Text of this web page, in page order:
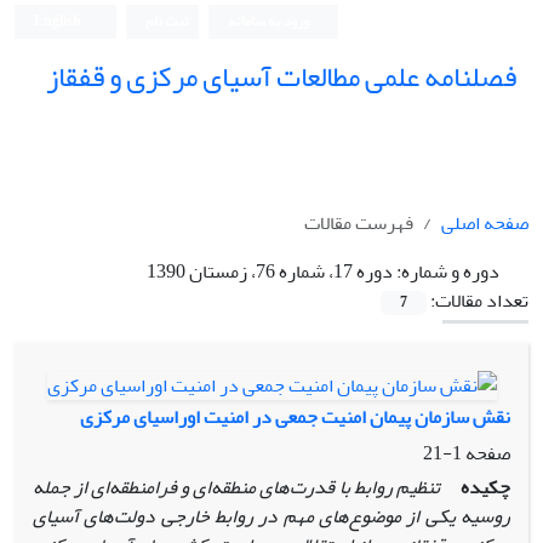
فصلنامه علمی مطالعات آسیای مرکزی و قفقاز
صفحه اصلی
فهرست مقالات
دوره و شماره:دوره 17، شماره 76، زمستان 1390
تعداد مقالات:
7
نقش سازمان پیمان امنیت جمعی در امنیت اوراسیای مرکزی
صفحه1-21
چکیده تنظیم روابط با قدرت‌های منطقه‌ای و فرامنطقه‌ای از جمله
روسیه یکی از موضوع‌های مهم در روابط خارجی دولت‌های آسیای